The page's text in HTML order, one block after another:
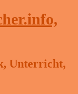
Unterricht,